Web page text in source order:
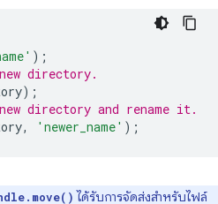
);
directory.
);
directory and rename it.
, 'newer_name' );
ได้รับการจัดส่งสำหรับไฟล์